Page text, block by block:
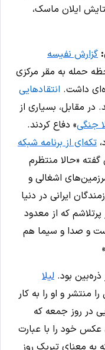
ایلان ماسک،
گزارش نفیسه
حمله به مقر مرکزی
داشت. انتقادهایی
در مقابل، بسیاری از
جنگی» دفاع کردند.
تکه‌ای از برنامه شبکه
«حالا منتظرم
اشغالی و
ایرانی در دنیا
که از معدود
و صدا و سیما هم
ذره‌بین بود. لیلا
منتشر و او را به کار
در روز جمعه که
عکس خود را با عبارت
به معنای تبریک روز